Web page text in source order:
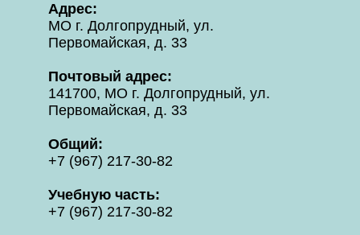
Адрес:
МО г. Долгопрудный, ул.
Первомайская, д. 33
Почтовый адрес:
141700, МО г. Долгопрудный, ул.
Первомайская, д. 33
Общий:
+7 (967) 217-30-82
Учебную часть:
+7 (967) 217-30-82